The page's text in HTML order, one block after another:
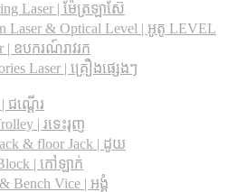
Laser | ម៉ែត្រឡាស៊ែ
Laser & Optical Level | អូតូ LEVEL
| ឧបករណ៍រាវរក
Laser | គ្រឿងផ្សេងៗ
ជណ្តើរ
| រទេះរុញ
& floor Jack​ | ដូយ
| កៅឡាក់
Bench Vice | អង្គុំ